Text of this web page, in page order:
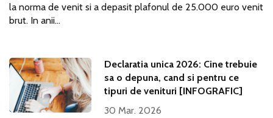
la norma de venit si a depasit plafonul de 25.000 euro venit
brut. In anii...
Declaratia unica 2026: Cine trebuie
sa o depuna, cand si pentru ce
tipuri de venituri [INFOGRAFIC]
30 Mar. 2026